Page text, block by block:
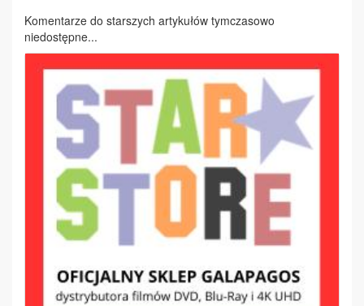
Komentarze do starszych artykułów tymczasowo
niedostępne...